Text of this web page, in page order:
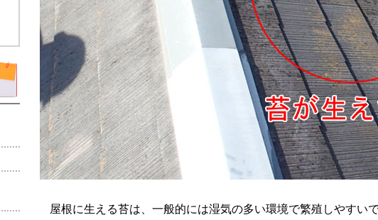
屋根に生える苔は、一般的には湿気の多い環境で繁殖しやすいで